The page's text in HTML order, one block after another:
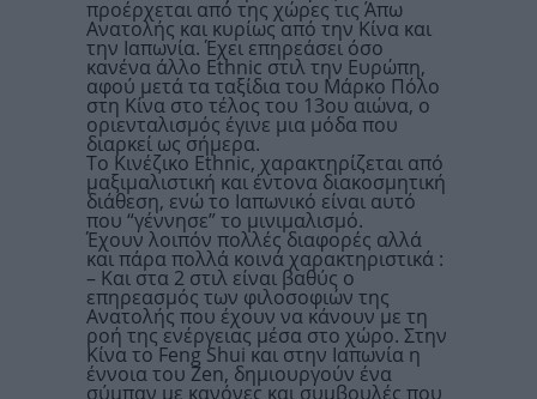
προέρχεται από της χώρες τις Άπω
Ανατολής και κυρίως από την Κίνα και
την Ιαπωνία. Έχει επηρεάσει όσο
κανένα άλλο Ethnic στιλ την Ευρώπη,
αφού μετά τα ταξίδια του Μάρκο Πόλο
στη Κίνα στο τέλος του 13ου αιώνα, ο
οριενταλισμός έγινε μια μόδα που
διαρκεί ως σήμερα.
Το Κινέζικο Ethnic, χαρακτηρίζεται από
μαξιμαλιστική και έντονα διακοσμητική
διάθεση, ενώ το Ιαπωνικό είναι αυτό
που “γέννησε” το μινιμαλισμό.
Έχουν λοιπόν πολλές διαφορές αλλά
και πάρα πολλά κοινά χαρακτηριστικά :
– Και στα 2 στιλ είναι βαθύς ο
επηρεασμός των φιλοσοφιών της
Ανατολής που έχουν να κάνουν με τη
ροή της ενέργειας μέσα στο χώρο. Στην
Κίνα το Feng Shui και στην Ιαπωνία η
έννοια του Zen, δημιουργούν ένα
σύμπαν με κανόνες και συμβουλές που